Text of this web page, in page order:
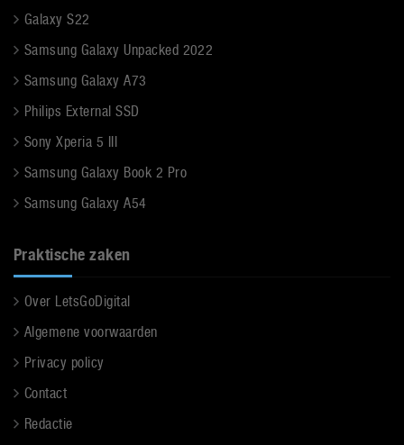
Galaxy S22
Samsung Galaxy Unpacked 2022
Samsung Galaxy A73
Philips External SSD
Sony Xperia 5 III
Samsung Galaxy Book 2 Pro
Samsung Galaxy A54
Praktische zaken
Over LetsGoDigital
Algemene voorwaarden
Privacy policy
Contact
Redactie